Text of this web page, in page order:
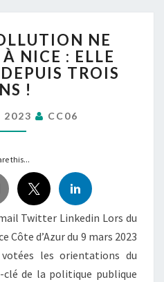
LA
POLLUTION
NE
BAISSE
À
NICE
ELLE
AUGMENTE
DEPUIS
TROIS
ANS
!
NE
NICE : ELLE
TROIS
!
2023 CC06
this...
Twitter Linkedin Lors du
d’Azur du 9 mars 2023
les orientations du
de la politique publique